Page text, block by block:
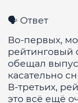
🗣 Ответ
Во-первых,
рейтинговый
обещал
касательно
В-третьих,
это всё ещё